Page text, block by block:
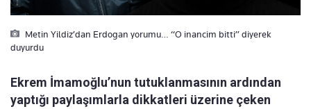
Metin Yildiz’dan Erdogan yorumu… “O inancim bitti” diyerek
duyurdu
Ekrem İmamoğlu’nun tutuklanmasının ardından
yaptığı paylaşımlarla dikkatleri üzerine çeken